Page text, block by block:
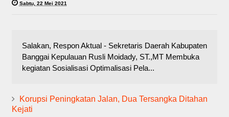
Sabtu, 22 Mei 2021
Salakan, Respon Aktual - Sekretaris Daerah Kabupaten
Banggai Kepulauan Rusli Moidady, ST.,MT Membuka
kegiatan Sosialisasi Optimalisasi Pela...
Korupsi Peningkatan Jalan, Dua Tersangka Ditahan
Kejati